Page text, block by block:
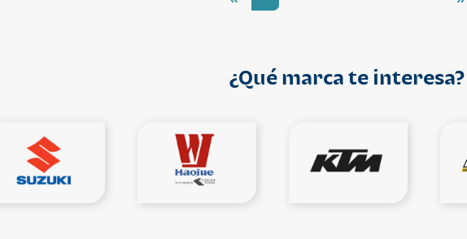
¿Qué marca te interesa?